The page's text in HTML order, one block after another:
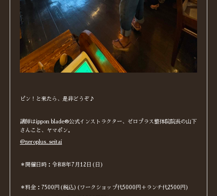
ピン！と来たら、是非どうぞ♪
講師はippon blade®︎公式インストラクター、ゼロプラス整体院院長の山下
さんこと、ヤマポン。
@zeroplus_seitai
＊開催日時：令和8年7月12日(日)
＊料金：7500円(税込)(ワークショップ代5000円＋ランチ代2500円)